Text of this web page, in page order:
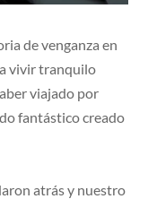
de venganza en
vivir tranquilo
viajado por
fantástico creado
atrás y nuestro